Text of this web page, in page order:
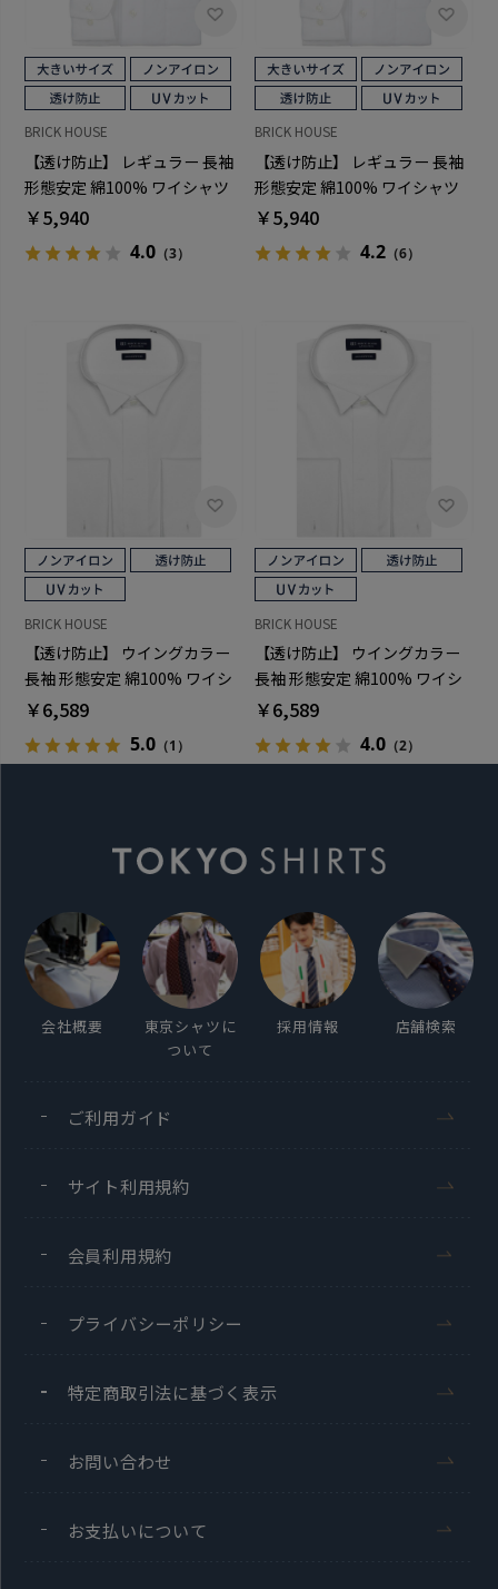
BRICK HOUSE
【透け防止】 レギュラー 長袖
形態安定 綿100% ワイシャツ
白無地 大きいサイズ
￥5,940
4.0（3）
BRICK HOUSE
【透け防止】 レギュラー 長袖
形態安定 綿100% ワイシャツ
白無地 大きいサイズ
￥5,940
4.2 （6）
BRICK HOUSE
【透け防止】 ウイングカラー
長袖 形態安定 綿100% ワイシ
ャツ 白無地
￥6,589
5.0（1）
BRICK HOUSE
【透け防止】 ウイングカラー
長袖 形態安定 綿100% ワイシ
ャツ 白無地
￥6,589
4.0 （2）
会社概要
東京シャツに
ついて
採用情報 店舗検索
ご利用ガイド
サイト利用規約
会員利用規約
プライバシーポリシー
特定商取引法に基づく表示
お問い合わせ
お支払いについて